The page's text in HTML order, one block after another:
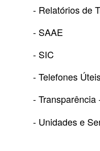
- Relatórios de
- SAAE
- SIC
- Telefones
- Transparência
- Unidades e